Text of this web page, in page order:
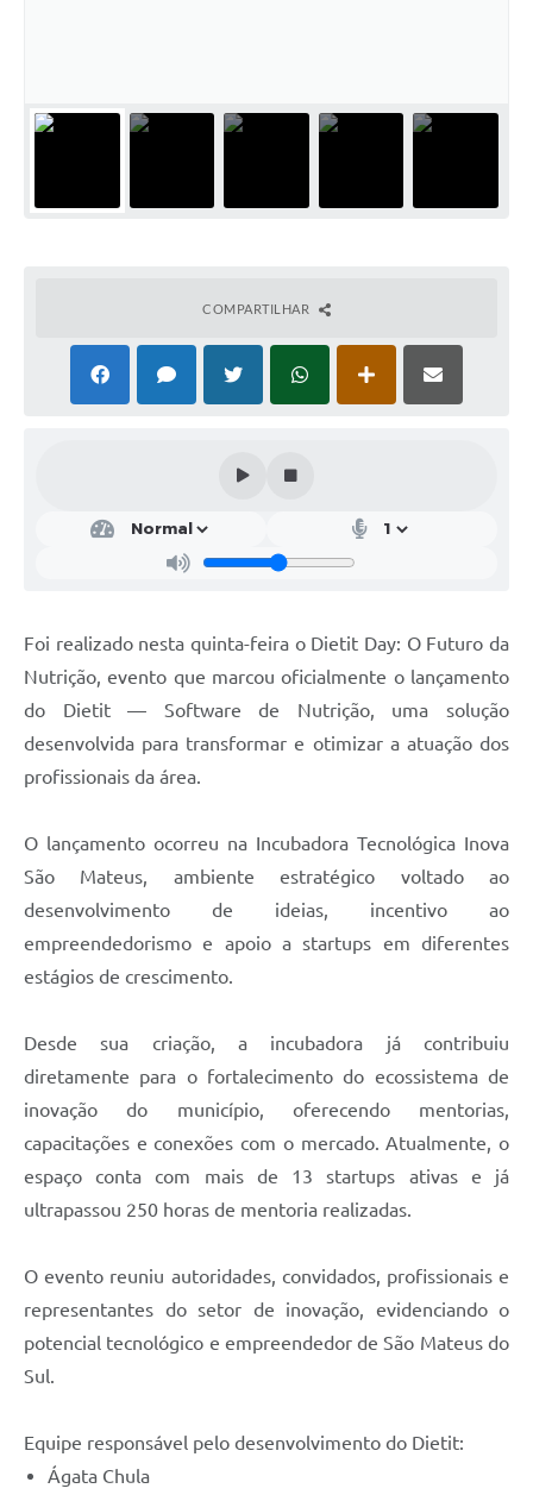
Projeto Nascente Viva
Telefones Prefeitura Municipal
Feriados Municipais
Imprensa
Termos de Fomento
Galeria de Fotos
Audiências Públicas
Iluminação Pública
Carta de Serviços
Galeria de Vídeos
Projetos
Logo Prefeitura de São Mateus do Sul
Links
Agenda
Briefing de Ações, Divulgações e Eventos
Solicitação de Remoção: Instituições Escolares
Contato
COMPARTILHAR
Foi realizado nesta quinta-feira o Dietit Day: O Futuro da
Nutrição, evento que marcou oficialmente o lançamento
do Dietit — Software de Nutrição, uma solução
desenvolvida para transformar e otimizar a atuação dos
profissionais da área.
O lançamento ocorreu na Incubadora Tecnológica Inova
São Mateus, ambiente estratégico voltado ao
desenvolvimento de ideias, incentivo ao
empreendedorismo e apoio a startups em diferentes
estágios de crescimento.
Desde sua criação, a incubadora já contribuiu
diretamente para o fortalecimento do ecossistema de
inovação do município, oferecendo mentorias,
capacitações e conexões com o mercado. Atualmente, o
espaço conta com mais de 13 startups ativas e já
ultrapassou 250 horas de mentoria realizadas.
O evento reuniu autoridades, convidados, profissionais e
representantes do setor de inovação, evidenciando o
potencial tecnológico e empreendedor de São Mateus do
Sul.
Equipe responsável pelo desenvolvimento do Dietit:
Ágata Chula